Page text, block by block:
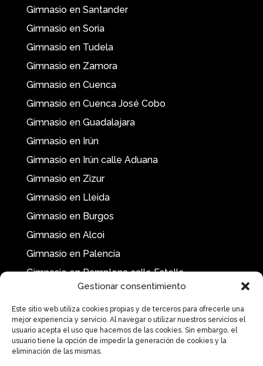
Gestionar consentimiento
Este sitio web utiliza cookies propias y de terceros para ofrecerle una
mejor experiencia y servicio. Al navegar o utilizar nuestros servicios el
usuario acepta el uso que hacemos de las cookies. Sin embargo, el
usuario tiene la opción de impedir la generación de cookies y la
eliminación de las mismas.
Gimnasio en Santander
Gimnasio en Soria
Gimnasio en Tudela
Gimnasio en Zamora
Gimnasio en Cuenca
Gimnasio en Cuenca José Cobo
Gimnasio en Guadalajara
Gimnasio en Irún
Gimnasio en Irún calle Aduana
Gimnasio en Zizur
Gimnasio en Lleida
Gimnasio en Burgos
Gimnasio en Alcoi
Gimnasio en Palencia
Gimnasio en Pamplona calle Estella